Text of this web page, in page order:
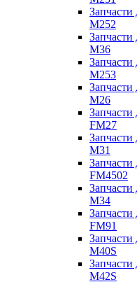
Запчасти
M252
Запчасти
M36
Запчасти
M253
Запчасти
M26
Запчасти
FM27
Запчасти
M31
Запчасти
FM4502
Запчасти
M34
Запчасти
FM91
Запчасти
M40S
Запчасти
M42S